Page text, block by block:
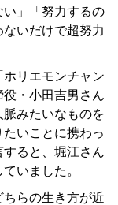
」「努力するの
いだけで超努力
リエモンチャン
・小田吉男さん
みたいなものを
いことに携わっ
ると、堀江さん
いました。
らの生き方が近